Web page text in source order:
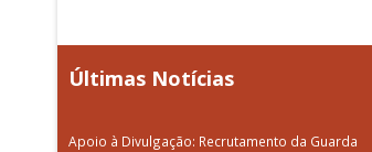
Últimas Notícias
Apoio à Divulgação: Recrutamento da Guarda